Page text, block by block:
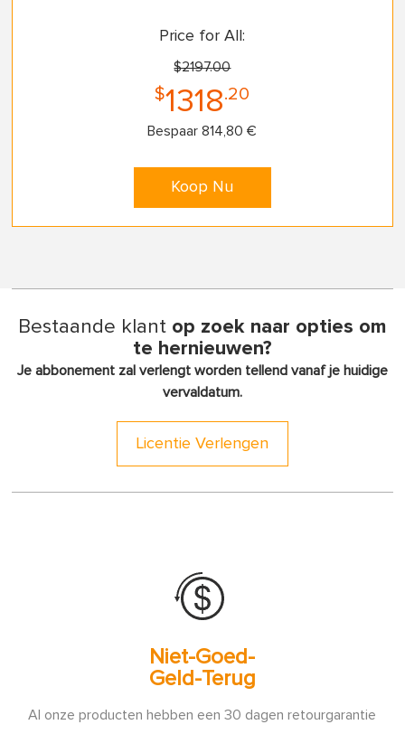
Price for All:
$2197.00
$1318.20
Bespaar 814,80 €
Koop Nu
Bestaande klant op zoek naar opties om
te hernieuwen?
Je abbonement zal verlengt worden tellend vanaf je huidige
vervaldatum.
Licentie Verlengen
Niet-Goed-
Geld-Terug
Al onze producten hebben een 30 dagen retourgarantie